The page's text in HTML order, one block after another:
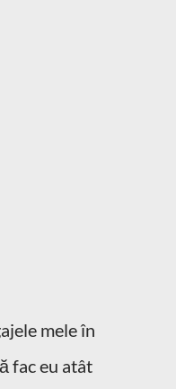
mele în
fac eu atât